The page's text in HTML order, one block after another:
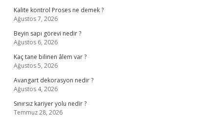
Kalite kontrol Proses ne demek ?
Ağustos 7, 2026
Beyin sapı görevi nedir ?
Ağustos 6, 2026
Kaç tane bilinen âlem var ?
Ağustos 5, 2026
Avangart dekorasyon nedir ?
Ağustos 4, 2026
Sınırsız kariyer yolu nedir ?
Temmuz 28, 2026